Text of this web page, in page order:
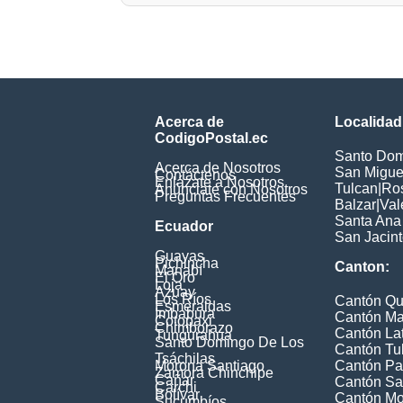
Acerca de
CodigoPostal.ec
Acerca de Nosotros
Contáctenos
Enlázate a Nosotros
Anúnciate con Nosotros
Preguntas Frecuentes
Ecuador
Guayas
Pichincha
Manabí
El Oro
Loja
Azuay
Los Ríos
Esmeraldas
Imbabura
Cotopaxi
Chimborazo
Tungurahua
Santo Domingo De Los
Tsáchilas
Morona Santiago
Zamora Chinchipe
Cañar
Carchi
Bolívar
Santo
San
Tulcan
Balzar
Santa
San
Canton:
Cantón
Cantón
Cantón
Cantón
Cantón
Cantón
Cantón